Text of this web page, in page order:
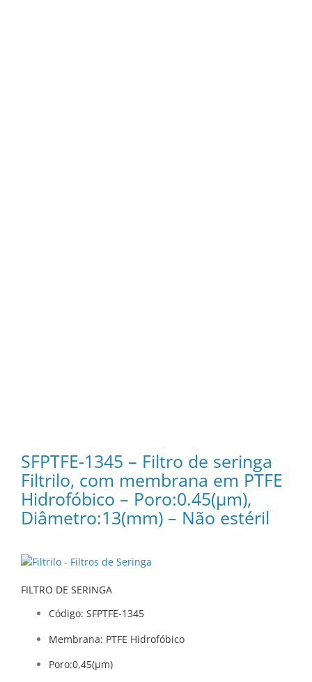
SFPTFE-1345 – Filtro de seringa
Filtrilo, com membrana em PTFE
Hidrofóbico – Poro:0.45(μm),
Diâmetro:13(mm) – Não estéril
FILTRO DE SERINGA
Código: SFPTFE-1345
Membrana: PTFE Hidrofóbico
Poro:0,45(μm)